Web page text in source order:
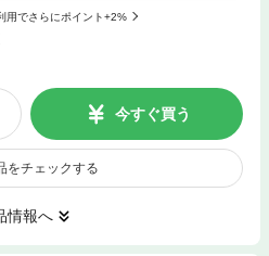
用でさらにポイント+2%
今すぐ買う
をチェックする
情報へ